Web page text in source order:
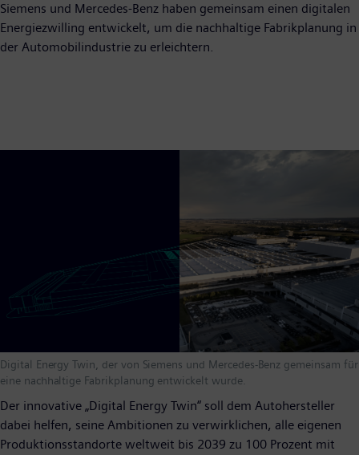
Siemens und Mercedes-Benz haben gemeinsam einen digitalen
Energiezwilling entwickelt, um die nachhaltige Fabrikplanung in
der Automobilindustrie zu erleichtern.
Digital Energy Twin, der von Siemens und Mercedes-Benz gemeinsam für
eine nachhaltige Fabrikplanung entwickelt wurde.
Der innovative „Digital Energy Twin“ soll dem Autohersteller
dabei helfen, seine Ambitionen zu verwirklichen, alle eigenen
Produktionsstandorte weltweit bis 2039 zu 100 Prozent mit